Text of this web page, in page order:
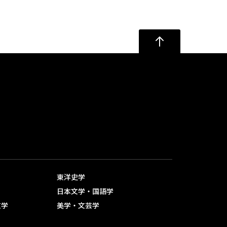
東洋史学
日本文学・国語学
美学・文芸学